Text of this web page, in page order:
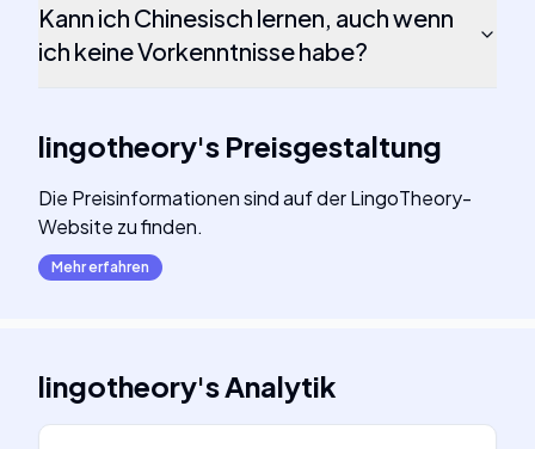
Kann ich Chinesisch lernen, auch wenn
ich keine Vorkenntnisse habe?
lingotheory's Preisgestaltung
Die Preisinformationen sind auf der LingoTheory-
Website zu finden.
Mehr erfahren
lingotheory'sAnalytik